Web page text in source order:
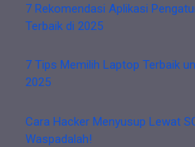
7 Rekomendasi Aplikasi
Terbaik di 2025
7 Tips Memilih Laptop Terbaik
2025
Cara Hacker Menyusup Lewat
Waspadalah!